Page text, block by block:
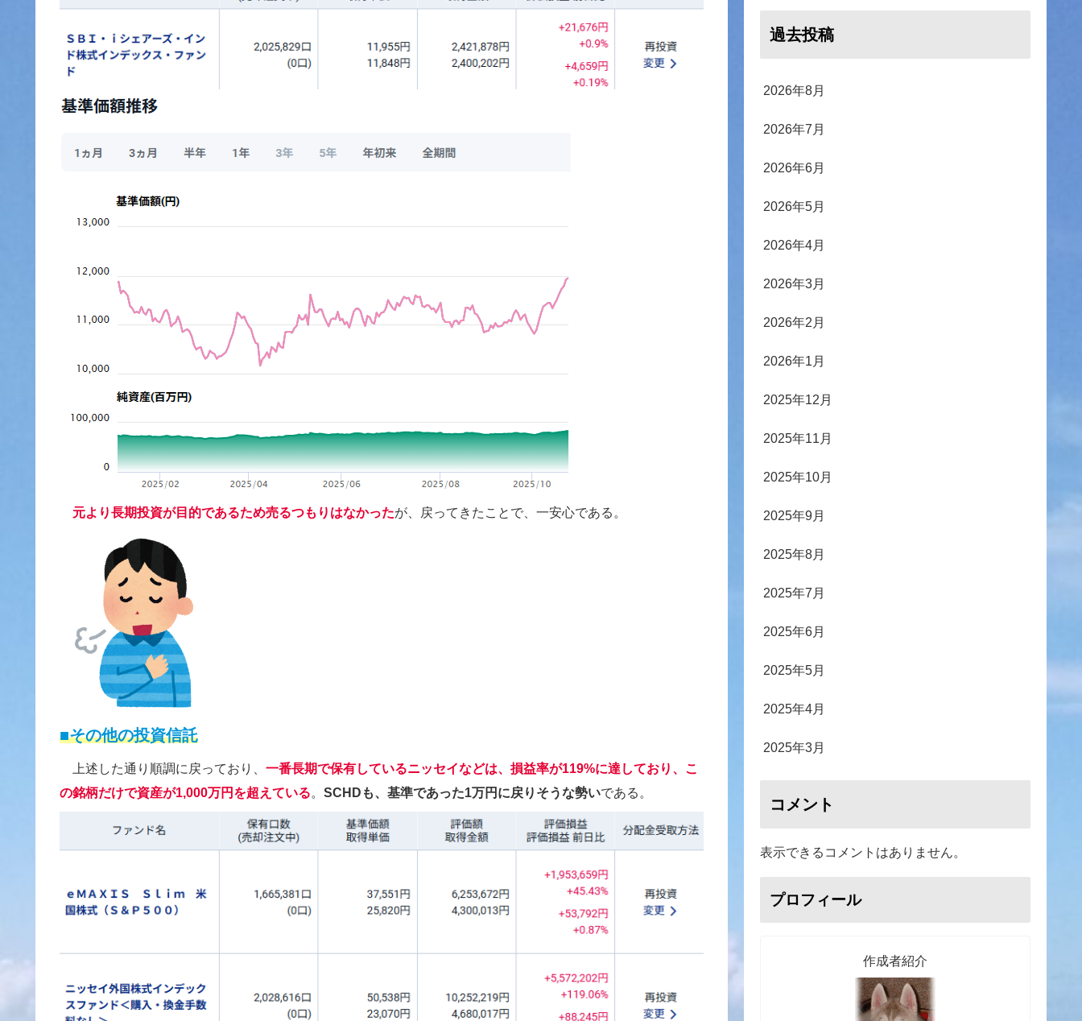
元より長期投資が目的であるため売るつもりはなかったが、戻ってきたことで、一安心である。
■その他の投資信託
上述した通り順調に戻っており、 一番長期で保有しているニッセイなどは、損益率が119%に達しており、こ
の銘柄だけで資産が1,000万円を超えている。 SCHDも、基準であった1万円に戻りそうな勢いである。
過去投稿
2026年8月
2026年7月
2026年6月
2026年5月
2026年4月
2026年3月
2026年2月
2026年1月
2025年12月
2025年11月
2025年10月
2025年9月
2025年8月
2025年7月
2025年6月
2025年5月
2025年4月
2025年3月
コメント
表示できるコメントはありません。
プロフィール
作成者紹介